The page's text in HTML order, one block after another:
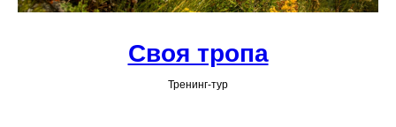
Своя тропа
Тренинг-тур